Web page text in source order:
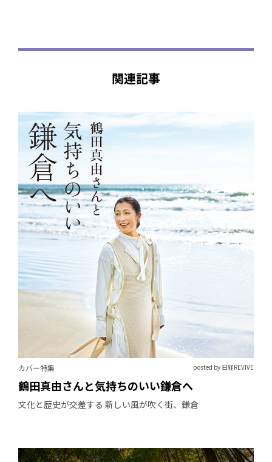
関連記事
カバー特集 posted by 日経REVIVE
鶴田真由さんと気持ちのいい鎌倉へ
文化と歴史が交差する 新しい風が吹く街、鎌倉